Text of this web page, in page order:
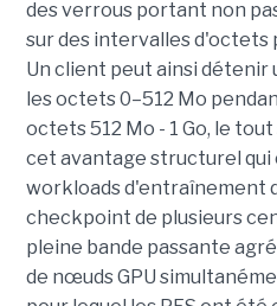
des verrous portant non
sur des intervalles d'octets
Un client peut ainsi détenir
les octets 0–512 Mo
octets 512 Mo - 1 Go, le
cet avantage structurel qui
workloads d'entraînement
checkpoint de plusieurs
pleine bande passante
de nœuds GPU